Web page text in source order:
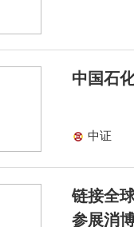
中国石
中证
链接全
参展消